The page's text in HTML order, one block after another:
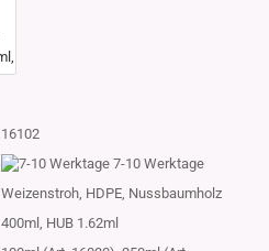
16102
7-10 Werktage
Weizenstroh, HDPE, Nussbaumholz
400ml, HUB 1.62ml